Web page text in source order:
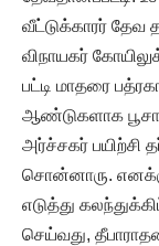
வீட்டுக்காரர் தேவ
விநாயகர்
பட்டி மாதரை
ஆண்டுகளாக
அர்ச்சகர் பயிற்சி
சொன்னாரு.
எடுத்து
செய்வது,